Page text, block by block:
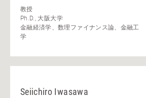
教授
Ph.D., 大阪大学
金融経済学、数理ファイナンス論、金融工
学
Seiichiro Iwasawa